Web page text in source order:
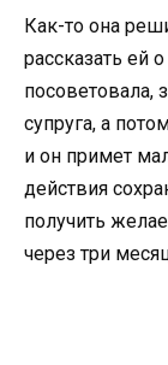
Как-то она
рассказать ей
посоветовала,
супруга, а
и он примет
действия
получить
через три